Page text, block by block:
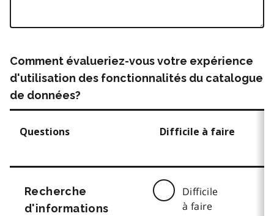
Comment évalueriez-vous votre expérience
d'utilisation des fonctionnalités du catalogue
de données?
Questions Difficile à faire
Recherche
d'informations
Difficile
à faire